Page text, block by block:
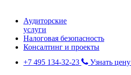
Аудиторские
услуги
Налоговая безопасность
Консалтинг и проекты
+7 495 134-32-23
Узнать цену